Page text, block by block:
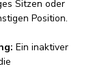
Sitzen oder
Position.
Ein inaktiver